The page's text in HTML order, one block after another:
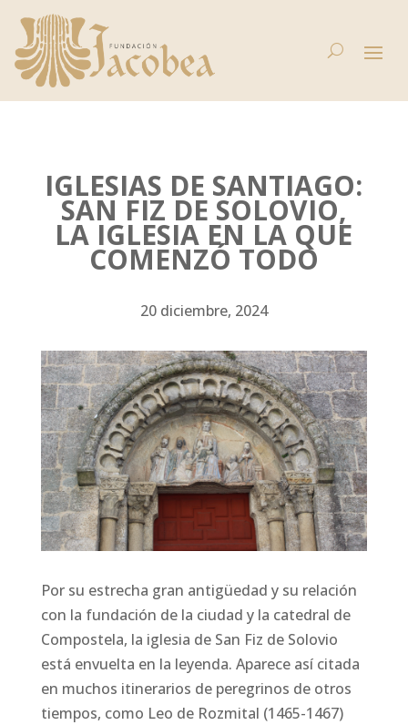
IGLESIAS DE SANTIAGO:
SAN FIZ DE SOLOVIO,
LA IGLESIA EN LA QUE
COMENZÓ TODO
20 diciembre, 2024
Por su estrecha gran antigüedad y su relación
con la fundación de la ciudad y la catedral de
Compostela, la iglesia de San Fiz de Solovio
está envuelta en la leyenda. Aparece así citada
en muchos itinerarios de peregrinos de otros
tiempos, como Leo de Rozmital (1465-1467)